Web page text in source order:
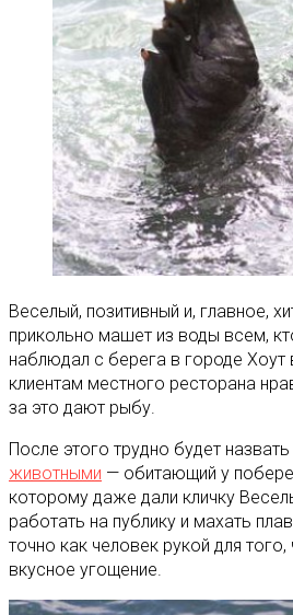
Веселый, позитивный и, главное,
прикольно машет из воды всем,
наблюдал с берега в городе Хоут
клиентам местного ресторана
за это дают рыбу.
После этого трудно будет
животными — обитающий у
которому даже дали кличку
работать на публику и махать
точно как человек рукой для
вкусное угощение.